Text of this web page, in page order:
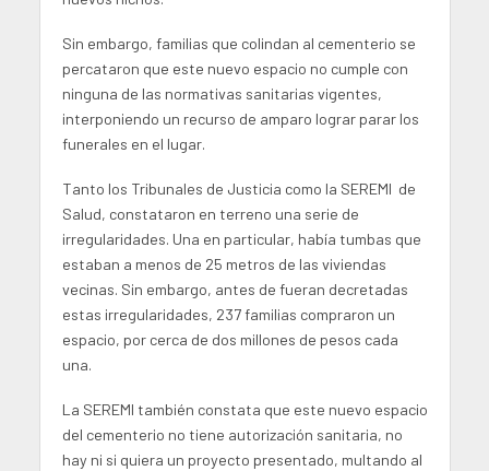
Sin embargo, familias que colindan al cementerio se
percataron que este nuevo espacio no cumple con
ninguna de las normativas sanitarias vigentes,
interponiendo un recurso de amparo lograr parar los
funerales en el lugar.
Tanto los Tribunales de Justicia como la SEREMI de
Salud, constataron en terreno una serie de
irregularidades. Una en particular, había tumbas que
estaban a menos de 25 metros de las viviendas
vecinas. Sin embargo, antes de fueran decretadas
estas irregularidades, 237 familias compraron un
espacio, por cerca de dos millones de pesos cada
una.
La SEREMI también constata que este nuevo espacio
del cementerio no tiene autorización sanitaria, no
hay ni si quiera un proyecto presentado, multando al